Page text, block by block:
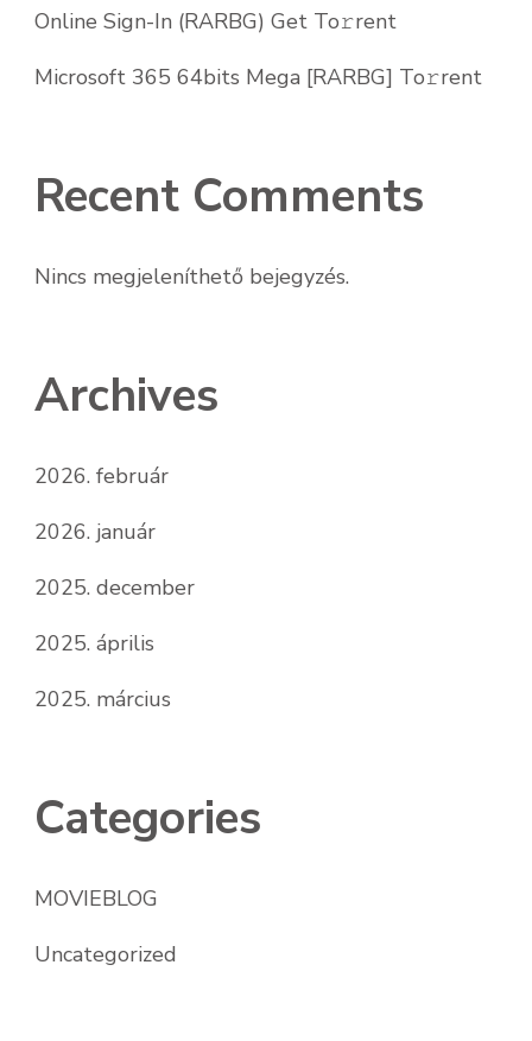
Online Sign-In (RARBG) Get To𝚛rent
Microsoft 365 64bits Mega [RARBG] To𝚛rent
Recent Comments
Nincs megjeleníthető bejegyzés.
Archives
2026. február
2026. január
2025. december
2025. április
2025. március
Categories
MOVIEBLOG
Uncategorized